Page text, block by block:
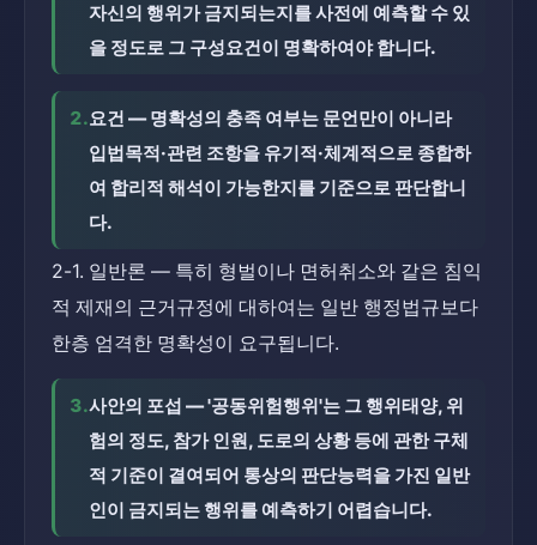
자신의 행위가 금지되는지를 사전에 예측할 수 있
을 정도로 그 구성요건이 명확하여야 합니다.
2.요건 — 명확성의 충족 여부는 문언만이 아니라
입법목적·관련 조항을 유기적·체계적으로 종합하
여 합리적 해석이 가능한지를 기준으로 판단합니
다.
2-1. 일반론 — 특히 형벌이나 면허취소와 같은 침익
적 제재의 근거규정에 대하여는 일반 행정법규보다
한층 엄격한 명확성이 요구됩니다.
3.사안의 포섭 — '공동위험행위'는 그 행위태양, 위
험의 정도, 참가 인원, 도로의 상황 등에 관한 구체
적 기준이 결여되어 통상의 판단능력을 가진 일반
인이 금지되는 행위를 예측하기 어렵습니다.